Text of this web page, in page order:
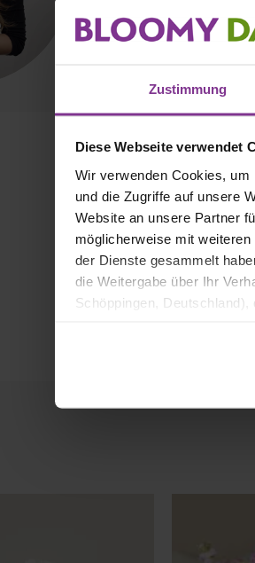
Zustimmung
Diese Webseite verwendet
Wir verwenden Cookies,
und die Zugriffe auf unsere
Website an unsere Partner
möglicherweise mit
der Dienste gesammelt
die Weitergabe über Ihr
Schöppingen,